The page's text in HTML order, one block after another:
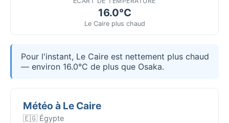
16.0°C
Le Caire plus chaud
Pour l'instant, Le Caire est nettement plus chaud
— environ 16.0°C de plus que Osaka.
Météo à Le Caire
🇪🇬 Égypte